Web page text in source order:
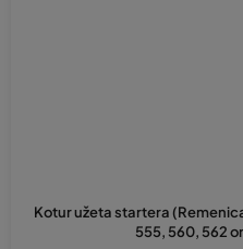
Kotur užeta startera
555, 560, 562